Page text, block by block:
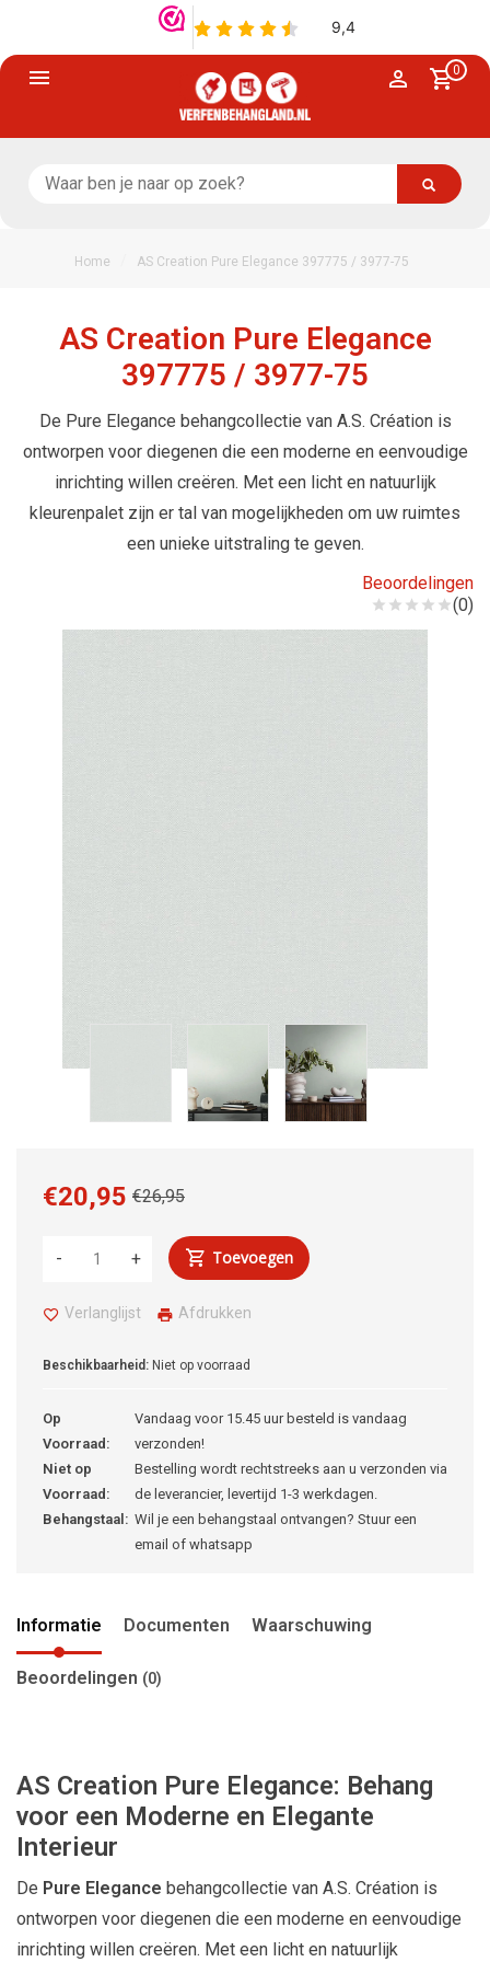
0
Home AS Creation Pure Elegance 397775 / 3977-75
AS Creation Pure Elegance
397775 / 3977-75
De Pure Elegance behangcollectie van A.S. Création is
ontworpen voor diegenen die een moderne en eenvoudige
inrichting willen creëren. Met een licht en natuurlijk
kleurenpalet zijn er tal van mogelijkheden om uw ruimtes
een unieke uitstraling te geven.
Beoordelingen
(0)
€26,95
€20,95
+
- Toevoegen
Verlanglijst Afdrukken
Beschikbaarheid: Niet op voorraad
Op
Voorraad:
Vandaag voor 15.45 uur besteld is vandaag
verzonden!
Niet op
Voorraad:
Bestelling wordt rechtstreeks aan u verzonden via
de leverancier, levertijd 1-3 werkdagen.
Behangstaal: Wil je een behangstaal ontvangen? Stuur een
email of whatsapp
Informatie Documenten Waarschuwing
Beoordelingen (0)
AS Creation Pure Elegance: Behang
voor een Moderne en Elegante
Interieur
De Pure Elegance behangcollectie van A.S. Création is
ontworpen voor diegenen die een moderne en eenvoudige
inrichting willen creëren. Met een licht en natuurlijk